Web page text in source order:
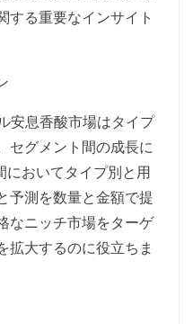
する重要なインサイト
安息香酸市場はタイプ
セグメント間の成長に
おいてタイプ別と用
予測を数量と金額で提
なニッチ市場をターゲ
拡大するのに役立ちま